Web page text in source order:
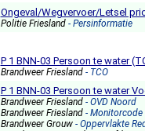
Ongeval/Wegvervoer/Letsel
Politie Friesland - Persinformatie
P 1 BNN-03 Persoon te water
Brandweer Friesland - TCO
P 1 BNN-03 Persoon te water
Brandweer Friesland - OVD Noord
Brandweer Friesland - Monitorcode
Brandweer Grouw - Oppervlakte